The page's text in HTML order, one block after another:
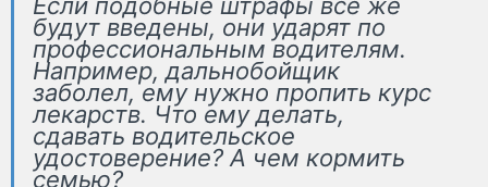
будут введены, они ударят по
профессиональным водителям.
Например, дальнобойщик
заболел, ему нужно пропить курс
лекарств. Что ему делать,
сдавать водительское
удостоверение? А чем кормить
семью?